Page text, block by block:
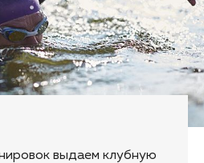
выдаем клубную